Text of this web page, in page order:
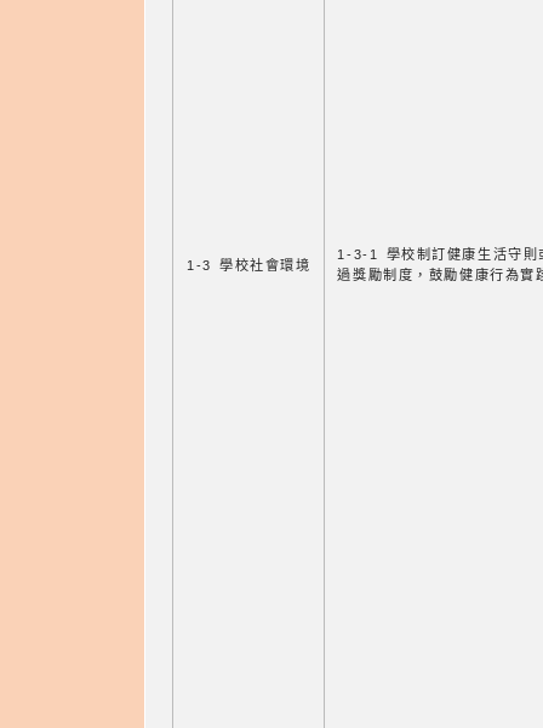
1-3 學校社會環境
1-3-1 學校制訂健康生活守則
過獎勵制度，鼓勵健康行為實